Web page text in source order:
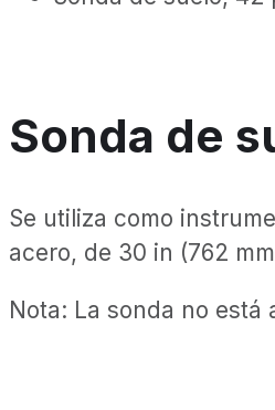
Sonda de
Se utiliza como
acero, de 30 in (762
Nota: La sonda no